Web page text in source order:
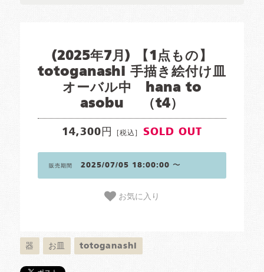
(2025年7月) 【1点もの】
totoganashi 手描き絵付け皿
オーバル中 hana to
asobu （t4）
14,300円 [税込] SOLD OUT
販売期間 2025/07/05 18:00:00 〜
お気に入り
器 お皿 totoganashi